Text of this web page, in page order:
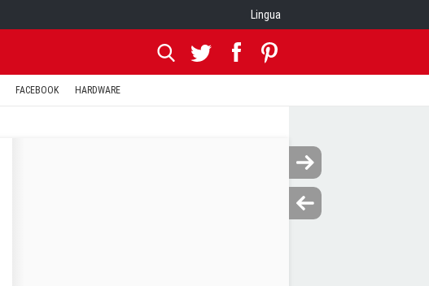
Lingua
FACEBOOK HARDWARE